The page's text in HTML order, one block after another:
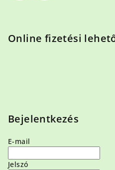
Online fizetési
Bejelentkezés
E-mail
Jelszó